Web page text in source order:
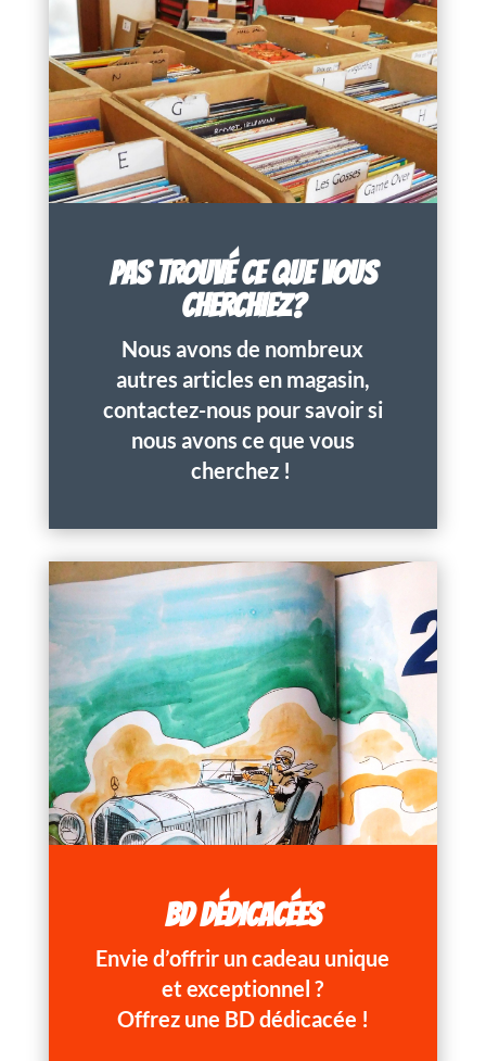
PAS TROUVÉ CE QUE VOUS
CHERCHIEZ?
Nous avons de nombreux
autres articles en magasin,
contactez-nous pour savoir si
nous avons ce que vous
cherchez !
BD DÉDICACÉES
Envie d’offrir un cadeau unique
et exceptionnel ?
Offrez une BD dédicacée !